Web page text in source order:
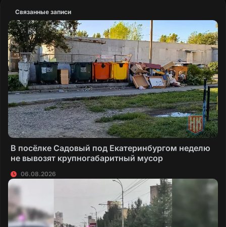
Связанные записи
В посёлке Садовый под Екатеринбургом неделю
не вывозят крупногабаритный мусор
06.08.2026